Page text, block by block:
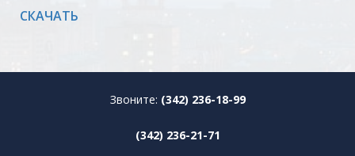
СКАЧАТЬ
Звоните: (342) 236-18-99
(342) 236-21-71